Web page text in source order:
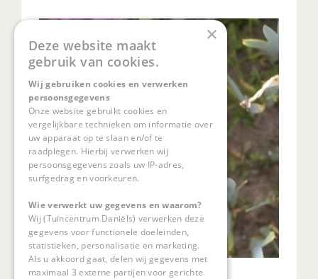
Lis
×
Deze website maakt
gebruik van cookies.
Wij gebruiken cookies en verwerken
persoonsgegevens
Onze website gebruikt cookies en
vergelijkbare technieken om informatie over
uw apparaat op te slaan en/of te
raadplegen. Hierbij verwerken wij
persoonsgegevens zoals uw IP-adres,
surfgedrag en voorkeuren.
Wie verwerkt uw gegevens en waarom?
Wij (Tuincentrum Daniëls) verwerken deze
gegevens voor functionele doeleinden,
statistieken, personalisatie en marketing.
Als u akkoord gaat, delen wij gegevens met
maximaal 3 externe partijen voor gerichte